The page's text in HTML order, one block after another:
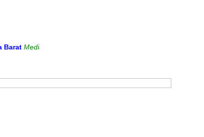
Media Informasi dan Sarana Komunikasi Antara Sekolah